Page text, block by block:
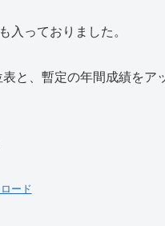
入っておりました。
と、暫定の年間成績をア
ード